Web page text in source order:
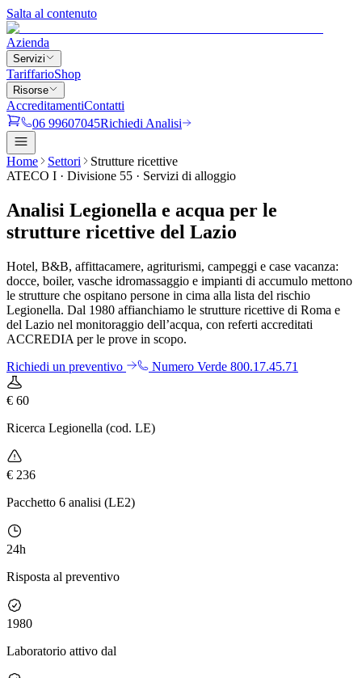
Salta al contenuto
Azienda
Servizi
TariffarioShop
Risorse
AccreditamentiContatti
06 99607045Richiedi Analisi
Home Settori
Strutture ricettive
ATECO I · Divisione 55 · Servizi di alloggio
Analisi Legionella e acqua per le
strutture ricettive del Lazio
Hotel, B&B, affittacamere, agriturismi, campeggi e case vacanza:
docce, boiler, vasche idromassaggio e impianti di accumulo mettono
le strutture che ospitano persone in cima alla lista del rischio
Legionella. Dal 1980 affianchiamo le strutture ricettive di Roma e
del Lazio nel monitoraggio dell’acqua, con referti accreditati
ACCREDIA per le prove in scopo.
Richiedi un preventivo
Numero Verde 800.17.45.71
€ 60
Ricerca Legionella (cod. LE)
€ 236
Pacchetto 6 analisi (LE2)
24h
Risposta al preventivo
1980
Laboratorio attivo dal